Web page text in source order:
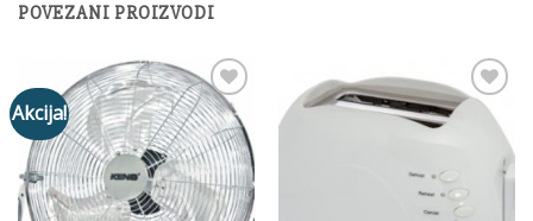
POVEZANI PROIZVODI
Akcija!
Add to
Wishlist
Wishlist